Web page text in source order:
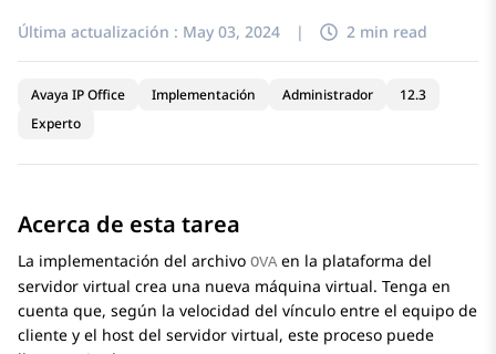
Última actualización : May 03, 2024 | 2 min read
Avaya IP Office Implementación Administrador
12.3
Experto
Acerca de esta tarea
La implementación del archivo OVAen la plataforma del
servidor virtual crea una nueva máquina virtual. Tenga en
cuenta que, según la velocidad del vínculo entre el equipo de
cliente y el host del servidor virtual, este proceso puede